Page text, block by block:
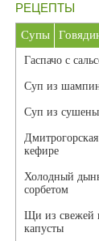
РЕЦЕПТЫ
Супы
Гаспачо с
Суп из
Суп из
кефире
Холодный
сорбетом
Щи из свежей
капусты